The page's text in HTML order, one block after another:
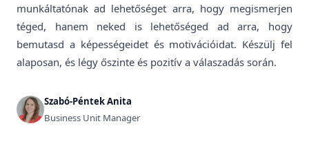
munkáltatónak ad lehetőséget arra, hogy megismerjen
téged, hanem neked is lehetőséged ad arra, hogy
bemutasd a képességeidet és motivációidat. Készülj fel
alaposan, és légy őszinte és pozitív a válaszadás során.
Szabó-Péntek Anita
Business Unit Manager